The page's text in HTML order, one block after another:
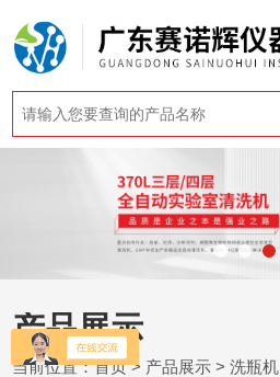
产品展示
当前位置：首页> 产品展示 >洗瓶机